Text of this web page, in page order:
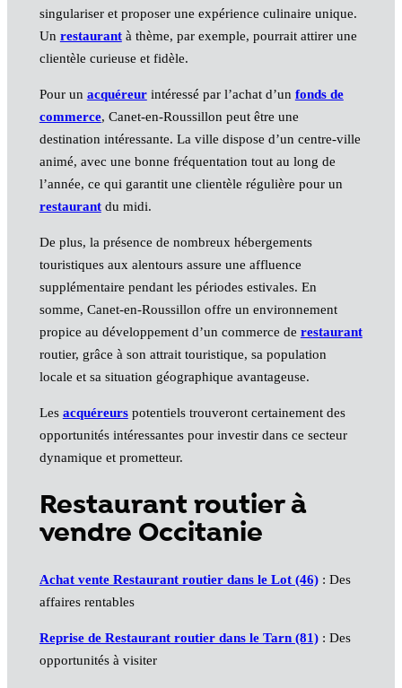
singulariser et proposer une expérience culinaire unique.
Un restaurantà thème, par exemple, pourrait attirer une
clientèle curieuse et fidèle.
Pour un acquéreurintéressé par l’achat d’un fonds de
commerce, Canet-en-Roussillon peut être une
destination intéressante. La ville dispose d’un centre-ville
animé, avec une bonne fréquentation tout au long de
l’année, ce qui garantit une clientèle régulière pour un
restaurantdu midi.
De plus, la présence de nombreux hébergements
touristiques aux alentours assure une affluence
supplémentaire pendant les périodes estivales. En
somme, Canet-en-Roussillon offre un environnement
propice au développement d’un commerce de restaurant
routier, grâce à son attrait touristique, sa population
locale et sa situation géographique avantageuse.
Les acquéreurspotentiels trouveront certainement des
opportunités intéressantes pour investir dans ce secteur
dynamique et prometteur.
Restaurant routier à
vendre Occitanie
Achat vente Restaurant routier dans le Lot (46): Des
affaires rentables
Reprise de Restaurant routier dans le Tarn (81): Des
opportunités à visiter